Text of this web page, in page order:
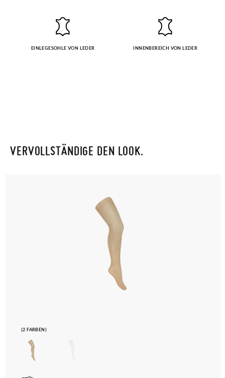
ursprüngliches Paar unter Verwendung des bereitgestellten
EINLEGESOHLE VON LEDER INNENBEREICH VON LEDER
VERVOLLSTÄNDIGE DEN LOOK.
(2 FARBEN)